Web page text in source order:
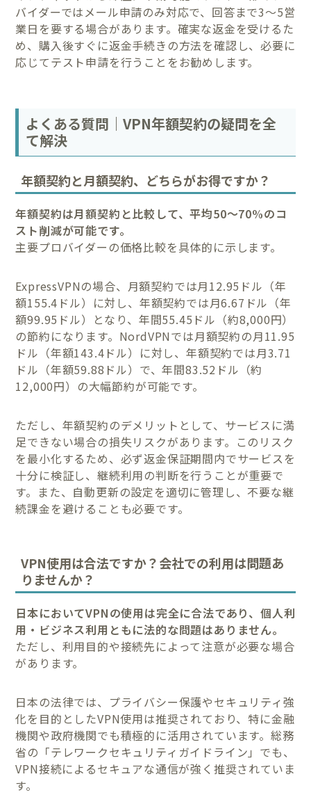
バイダーではメール申請のみ対応で、回答まで3〜5営
業日を要する場合があります。確実な返金を受けるた
め、購入後すぐに返金手続きの方法を確認し、必要に
応じてテスト申請を行うことをお勧めします。
よくある質問｜VPN年額契約の疑問を全
て解決
年額契約と月額契約、どちらがお得ですか？
年額契約は月額契約と比較して、平均50〜70%のコ
スト削減が可能です。
主要プロバイダーの価格比較を具体的に示します。
ExpressVPNの場合、月額契約では月12.95ドル（年
額155.4ドル）に対し、年額契約では月6.67ドル（年
額99.95ドル）となり、年間55.45ドル（約8,000円）
の節約になります。NordVPNでは月額契約の月11.95
ドル（年額143.4ドル）に対し、年額契約では月3.71
ドル（年額59.88ドル）で、年間83.52ドル（約
12,000円）の大幅節約が可能です。
ただし、年額契約のデメリットとして、サービスに満
足できない場合の損失リスクがあります。このリスク
を最小化するため、必ず返金保証期間内でサービスを
十分に検証し、継続利用の判断を行うことが重要で
す。また、自動更新の設定を適切に管理し、不要な継
続課金を避けることも必要です。
VPN使用は合法ですか？会社での利用は問題あ
りませんか？
日本においてVPNの使用は完全に合法であり、個人利
用・ビジネス利用ともに法的な問題はありません。
ただし、利用目的や接続先によって注意が必要な場合
があります。
日本の法律では、プライバシー保護やセキュリティ強
化を目的としたVPN使用は推奨されており、特に金融
機関や政府機関でも積極的に活用されています。総務
省の「テレワークセキュリティガイドライン」でも、
VPN接続によるセキュアな通信が強く推奨されていま
す。